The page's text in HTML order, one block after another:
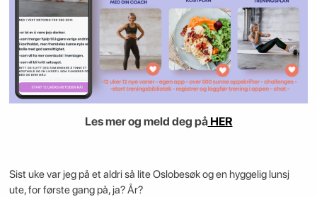
Les mer og meld deg påHER
Sist uke var jeg på et aldri så lite Oslobesøk og en hyggelig lunsj
ute, for første gang på, ja? År?